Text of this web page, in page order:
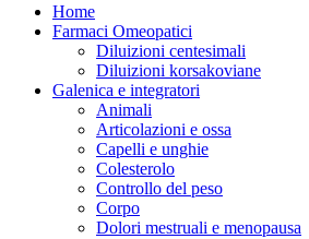
Home
Farmaci Omeopatici
Diluizioni centesimali
Diluizioni korsakoviane
Galenica e integratori
Animali
Articolazioni e ossa
Capelli e unghie
Colesterolo
Controllo del peso
Corpo
Dolori mestruali e menopausa